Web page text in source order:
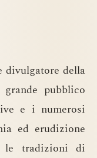
divulgatore della
pubblico
e i numerosi
ed erudizione
le tradizioni di